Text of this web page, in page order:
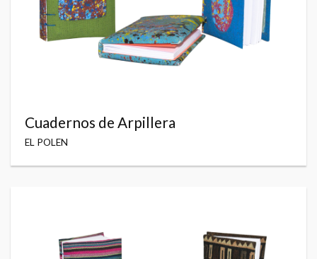
Cuadernos de Arpillera
EL POLEN